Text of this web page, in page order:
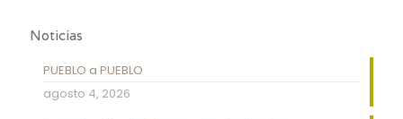
Noticias
PUEBLO a PUEBLO
agosto 4, 2026